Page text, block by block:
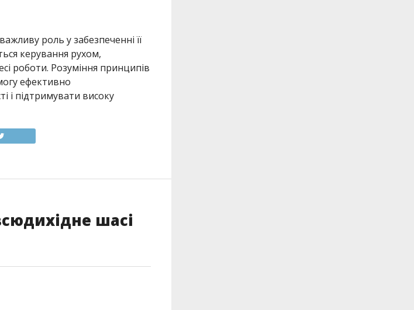
роль у забезпеченні її
керування рухом,
роботи. Розуміння принципів
ефективно
і підтримувати високу
шасі